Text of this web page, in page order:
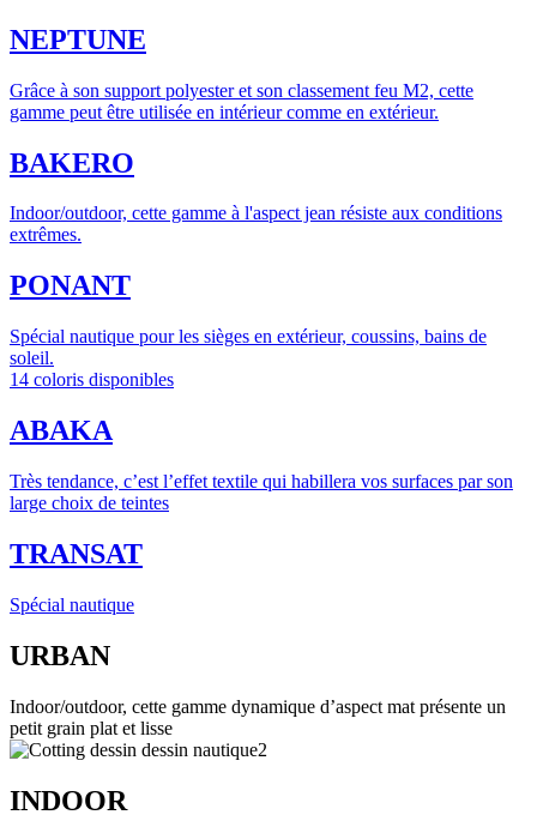
NEPTUNE
Grâce à son support polyester et son classement feu M2, cette
gamme peut être utilisée en intérieur comme en extérieur.
BAKERO
Indoor/outdoor, cette gamme à l'aspect jean résiste aux conditions
extrêmes.
PONANT
Spécial nautique pour les sièges en extérieur, coussins, bains de
soleil.
14 coloris disponibles
ABAKA
Très tendance, c’est l’effet textile qui habillera vos surfaces par son
large choix de teintes
TRANSAT
Spécial nautique
URBAN
Indoor/outdoor, cette gamme dynamique d’aspect mat présente un
petit grain plat et lisse
INDOOR